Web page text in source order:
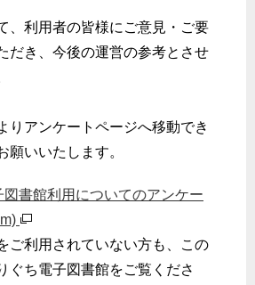
、利用者の皆様にご意見・ご要
だき、今後の運営の参考とさせ
りアンケートページへ移動でき
願いいたします。
図書館利用についてのアンケー
ご利用されていない方も、この
ぐち電子図書館をご覧くださ